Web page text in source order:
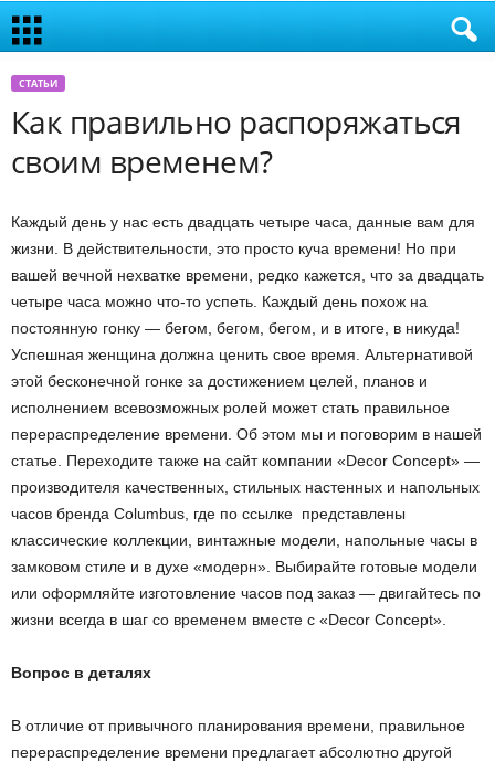
СТАТЬИ
Как правильно распоряжаться
своим временем?
Каждый день у нас есть двадцать четыре часа, данные вам для
жизни. В действительности, это просто куча времени! Но при
вашей вечной нехватке времени, редко кажется, что за двадцать
четыре часа можно что-то успеть. Каждый день похож на
постоянную гонку — бегом, бегом, бегом, и в итоге, в никуда!
Успешная женщина должна ценить свое время. Альтернативой
этой бесконечной гонке за достижением целей, планов и
исполнением всевозможных ролей может стать правильное
перераспределение времени. Об этом мы и поговорим в нашей
статье. Переходите также на сайт компании «Decor Concept» —
производителя качественных, стильных настенных и напольных
часов бренда Columbus, где по ссылке представлены
классические коллекции, винтажные модели, напольные часы в
замковом стиле и в духе «модерн». Выбирайте готовые модели
или оформляйте изготовление часов под заказ — двигайтесь по
жизни всегда в шаг со временем вместе с «Decor Concept».
Вопрос в деталях
В отличие от привычного планирования времени, правильное
перераспределение времени предлагает абсолютно другой